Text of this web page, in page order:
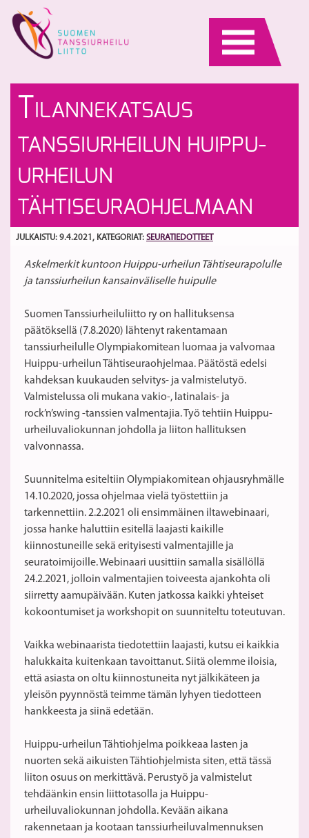
content
ILANNEKATSAUS
TANSSIURHEILUN HUIPPU-
URHEILUN
TÄHTISEURAOHJELMAAN
JULKAISTU: 9.4.2021 , KATEGORIAT: SEURATIEDOTTEET
Askelmerkit kuntoon Huippu-urheilun Tähtiseurapolulle
ja tanssiurheilun kansainväliselle huipulle
Suomen Tanssiurheiluliitto ry on hallituksensa
päätöksellä (7.8.2020) lähtenyt rakentamaan
tanssiurheilulle Olympiakomitean luomaa ja valvomaa
Huippu-urheilun Tähtiseuraohjelmaa. Päätöstä edelsi
kahdeksan kuukauden selvitys- ja valmistelutyö.
Valmistelussa oli mukana vakio-, latinalais- ja
rock’n’swing -tanssien valmentajia. Työ tehtiin Huippu-
urheiluvaliokunnan johdolla ja liiton hallituksen
valvonnassa.
Suunnitelma esiteltiin Olympiakomitean ohjausryhmälle
14.10.2020, jossa ohjelmaa vielä työstettiin ja
tarkennettiin. 2.2.2021 oli ensimmäinen iltawebinaari,
jossa hanke haluttiin esitellä laajasti kaikille
kiinnostuneille sekä erityisesti valmentajille ja
seuratoimijoille. Webinaari uusittiin samalla sisällöllä
24.2.2021, jolloin valmentajien toiveesta ajankohta oli
siirretty aamupäivään. Kuten jatkossa kaikki yhteiset
kokoontumiset ja workshopit on suunniteltu toteutuvan.
Vaikka webinaarista tiedotettiin laajasti, kutsu ei kaikkia
halukkaita kuitenkaan tavoittanut. Siitä olemme iloisia,
että asiasta on oltu kiinnostuneita nyt jälkikäteen ja
yleisön pyynnöstä teimme tämän lyhyen tiedotteen
hankkeesta ja siinä edetään.
Huippu-urheilun Tähtiohjelma poikkeaa lasten ja
nuorten sekä aikuisten Tähtiohjelmista siten, että tässä
liiton osuus on merkittävä. Perustyö ja valmistelut
tehdäänkin ensin liittotasolla ja Huippu-
urheiluvaliokunnan johdolla. Kevään aikana
rakennetaan ja kootaan tanssiurheiluvalmennuksen